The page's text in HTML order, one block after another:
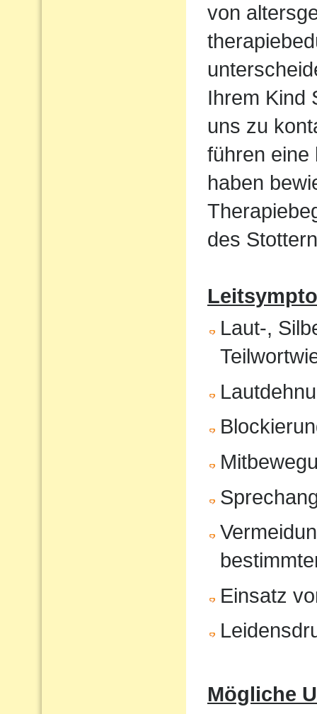
von
Ihrem Kind
uns zu
führen eine
haben
des
Laut-,
Einsatz
Mögliche